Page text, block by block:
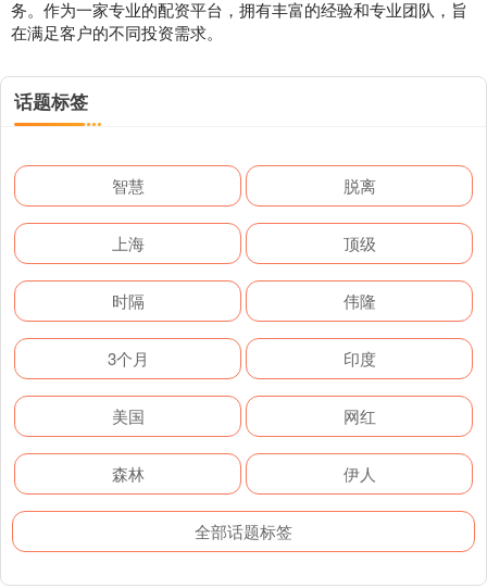
务。作为一家专业的配资平台，拥有丰富的经验和专业团队，旨
在满足客户的不同投资需求。
话题标签
智慧 脱离
上海 顶级
时隔 伟隆
3个月 印度
美国 网红
森林 伊人
全部话题标签